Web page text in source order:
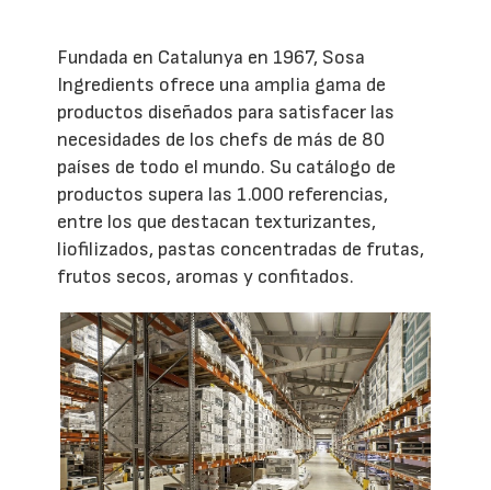
Fundada en Catalunya en 1967, Sosa
Ingredients ofrece una amplia gama de
productos diseñados para satisfacer las
necesidades de los chefs de más de 80
países de todo el mundo. Su catálogo de
productos supera las 1.000 referencias,
entre los que destacan texturizantes,
liofilizados, pastas concentradas de frutas,
frutos secos, aromas y confitados.